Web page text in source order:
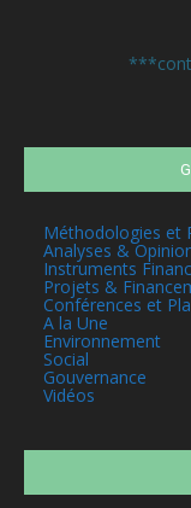
Méthodologies et
Analyses &
Instruments
Projets &
Conférences et
A la Une
Environnement
Social
Gouvernance
Vidéos